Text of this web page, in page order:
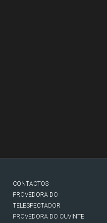
CONTACTOS
PROVEDORA DO
TELESPECTADOR
PROVEDORA DO OUVINTE